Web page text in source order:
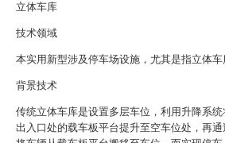
立体车库
技术领域
本实用新型涉及停车场设施，尤其是指立体车
背景技术
传统立体车库是设置多层车位，利用升降系
出入口处的载车板平台提升至空车位处，再